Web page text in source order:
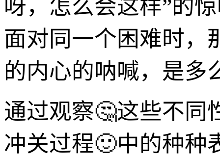
呀，怎么会这样”的
面对同一个困难时，
的内心的呐喊，是多
通过观察🤔这些不同
冲关过程🙂中的种种